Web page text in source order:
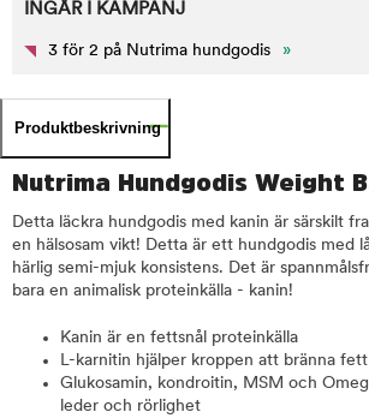
INGÅR I KAMPANJ
3 för 2 på Nutrima hundgodis »
Produktbeskrivning
Nutrima Hundgodis Weight
Detta läckra hundgodis med kanin är särskilt
en hälsosam vikt! Detta är ett hundgodis med
härlig semi-mjuk konsistens. Det är
bara en animalisk proteinkälla - kanin!
Kanin är en fettsnål proteinkälla
L-karnitin hjälper kroppen att bränna fett
Glukosamin, kondroitin, MSM och
leder och rörlighet